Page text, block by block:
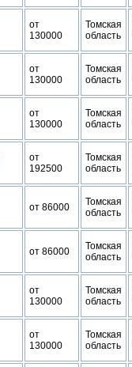
от
130000
Томская
область
от
130000
Томская
область
от
130000
Томская
область
от
192500
Томская
область
от 86000
Томская
область
от 86000
Томская
область
от
130000
Томская
область
от
130000
Томская
область